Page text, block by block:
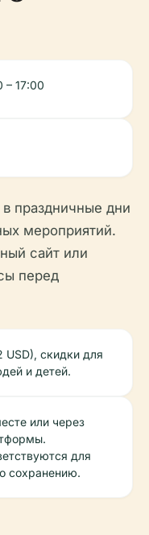
– 17:00
праздничные дни
мероприятий.
сайт или
перед
USD), скидки для
и детей.
или через
для
сохранению.